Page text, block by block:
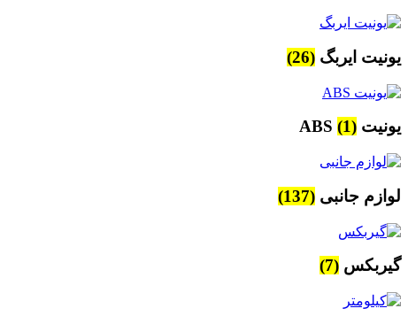
یونیت ایربگ (26)
یونیت ABS (1)
لوازم جانبی (137)
گیربکس (7)